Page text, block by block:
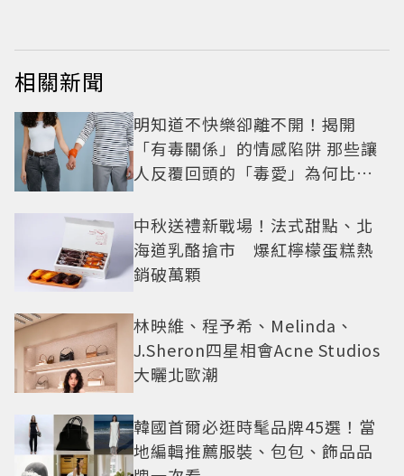
相關新聞
明知道不快樂卻離不開！揭開
「有毒關係」的情感陷阱 那些讓
人反覆回頭的「毒愛」為何比菸
中秋送禮新戰場！法式甜點、北
海道乳酪搶市 爆紅檸檬蛋糕熱
銷破萬顆
林映維、程予希、Melinda、
J.Sheron四星相會Acne Studios
大曬北歐潮
韓國首爾必逛時髦品牌45選！當
地編輯推薦服裝、包包、飾品品